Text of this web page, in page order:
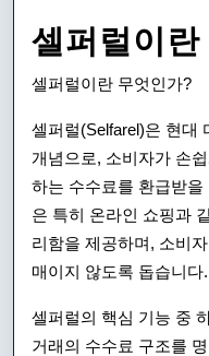
셀퍼럴이
셀퍼럴이란 무엇인가?
셀퍼럴(Selfarel)은 현대
개념으로, 소비자가 손
하는 수수료를 환급받
은 특히 온라인 쇼핑과
리함을 제공하며, 소비
매이지 않도록 돕습니다.
셀퍼럴의 핵심 기능 중
거래의 수수료 구조를